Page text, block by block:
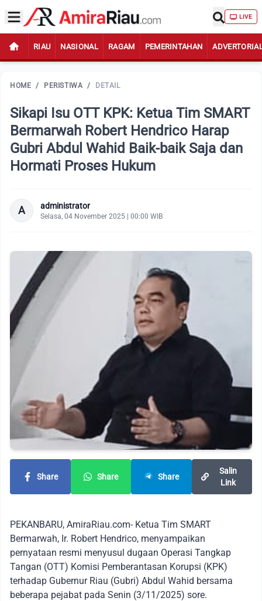
LIVE
RIAU NASIONAL RAGAM PEMERINTAHAN
HOME / PERISTIWA / DETAIL
Sikapi Isu OTT KPK: Ketua Tim SMART
Bermarwah Robert Hendrico Harap
Gubri Abdul Wahid Baik-baik Saja dan
Hormati Proses Hukum
A administrator
Selasa, 04 November 2025 | 00:00 WIB
Share Share Share
Salin
Link
PEKANBARU, AmiraRiau.com- Ketua Tim SMART
Bermarwah, Ir. Robert Hendrico, menyampaikan
pernyataan resmi menyusul dugaan Operasi Tangkap
Tangan (OTT) Komisi Pemberantasan Korupsi (KPK)
terhadap Gubernur Riau (Gubri) Abdul Wahid bersama
beberapa pejabat pada Senin (3/11/2025) sore.